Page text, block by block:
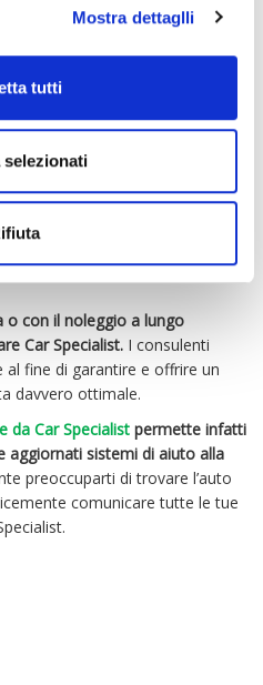
Mostra dettaglli
tutti
selezionati
o con il noleggio a lungo
Car Specialist. I consulenti
fine di garantire e offrire un
davvero ottimale.
da Car Specialist permette infatti
aggiornati sistemi di aiuto alla
preoccuparti di trovare l’auto
comunicare tutte le tue